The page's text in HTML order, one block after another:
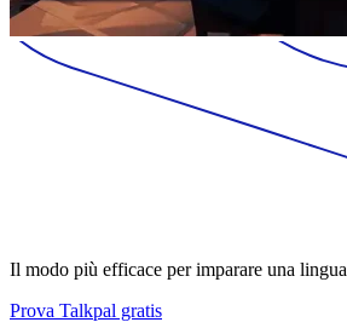
Il modo più efficace per imparare una lingua
Prova Talkpal gratis